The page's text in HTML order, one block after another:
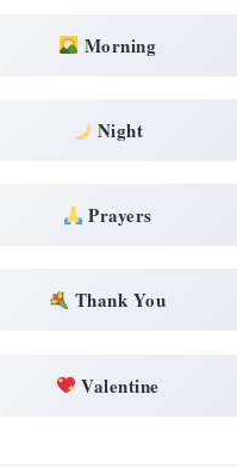
Morning
Night
Prayers
Thank You
Valentine